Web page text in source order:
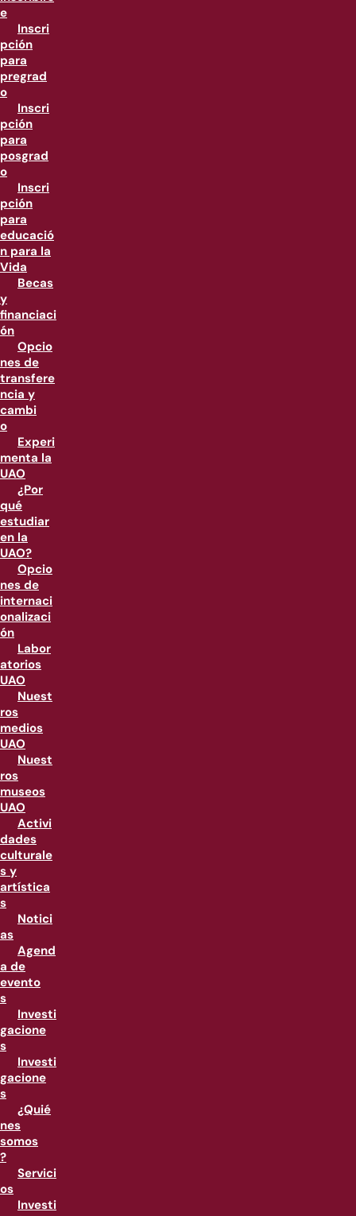
e
Inscri
pción
para
pregrad
o
Inscri
pción
para
posgrad
o
Inscri
pción
para
educació
n para la
Vida
Becas
y
financiaci
ón
Opcio
nes de
transfere
ncia y
cambi
o
Experi
menta la
UAO
¿Por
qué
estudiar
en la
UAO?
Opcio
nes de
internaci
onalizaci
ón
Labor
atorios
UAO
Nuest
ros
medios
UAO
Nuest
ros
museos
UAO
Activi
dades
culturale
s y
artística
s
Notici
as
Agend
a de
evento
s
Investi
gacione
s
Investi
gacione
s
¿Quié
nes
somos
?
Servici
os
Investi